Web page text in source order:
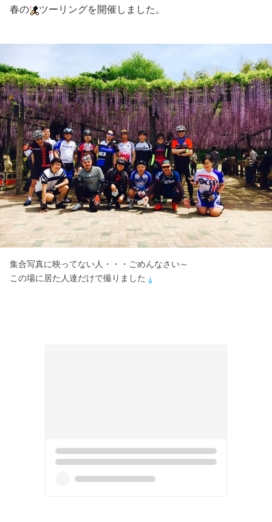
春の
ツーリングを開催しました。
集合写真に映ってない人・・・ごめんなさい～
この場に居た人達だけで撮りました